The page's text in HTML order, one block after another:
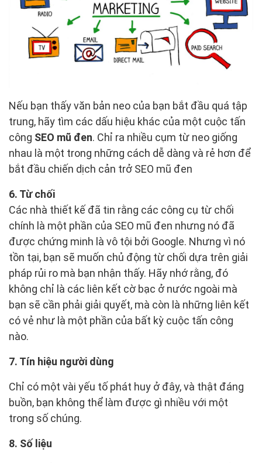
Nếu bạn thấy văn bản neo của bạn bắt đầu quá tập
trung, hãy tìm các dấu hiệu khác của một cuộc tấn
công SEO mũ đen. Chỉ ra nhiều cụm từ neo giống
nhau là một trong những cách dễ dàng và rẻ hơn để
bắt đầu chiến dịch cản trở SEO mũ đen
6. Từ chối
Các nhà thiết kế đã tin rằng các công cụ từ chối
chính là một phần của SEO mũ đen nhưng nó đã
được chứng minh là vô tội bởi Google. Nhưng vì nó
tồn tại, bạn sẽ muốn chủ động từ chối dựa trên giải
pháp rủi ro mà bạn nhận thấy. Hãy nhớ rằng, đó
không chỉ là các liên kết cờ bạc ở nước ngoài mà
bạn sẽ cần phải giải quyết, mà còn là những liên kết
có vẻ như là một phần của bất kỳ cuộc tấn công
nào.
7. Tín hiệu người dùng
Chỉ có một vài yếu tố phát huy ở đây, và thật đáng
buồn, bạn không thể làm được gì nhiều với một
trong số chúng.
8. Số liệu